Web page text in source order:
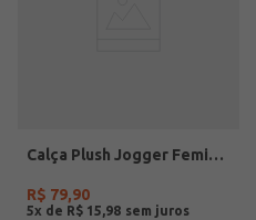
Calça Plush Jogger Feminina BORDO
R$ 79,90
5x de R$ 15 98